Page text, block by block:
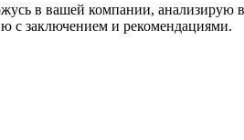
в вашей компании, анализирую
с заключением и рекомендациями.